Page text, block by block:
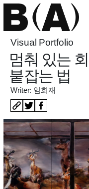
Visual Portfolio
멈춰 있는
붙잡는 법
Writer: 임희재